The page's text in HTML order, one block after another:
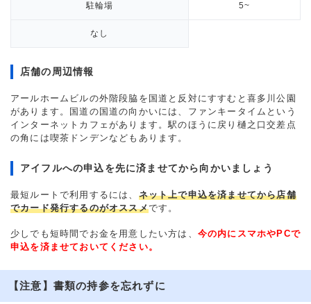
駐輪場 5~
なし
店舗の周辺情報
アールホームビルの外階段脇を国道と反対にすすむと喜多川公園
があります。国道の国道の向かいには、ファンキータイムという
インターネットカフェがあります。駅のほうに戻り樋之口交差点
の角には喫茶ドンデンなどもあります。
アイフルへの申込を先に済ませてから向かいましょう
最短ルートで利用するには、 ネット上で申込を済ませてから店舗
でカード発行するのがオススメです。
少しでも短時間でお金を用意したい方は、 今の内にスマホやPCで
申込を済ませておいてください。
【注意】書類の持参を忘れずに